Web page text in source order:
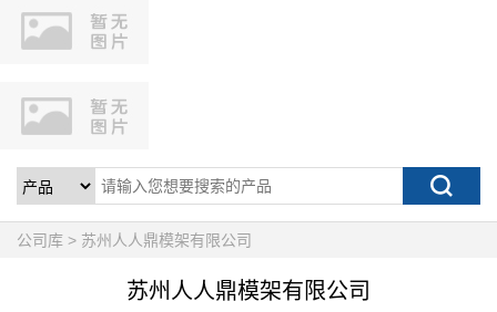
公司库 > 苏州人人鼎模架有限公司
苏州人人鼎模架有限公司